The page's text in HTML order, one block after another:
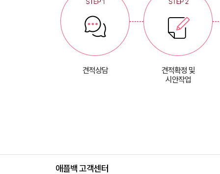
견적상담
견적확정 및
시안작업
애플백 고객센터